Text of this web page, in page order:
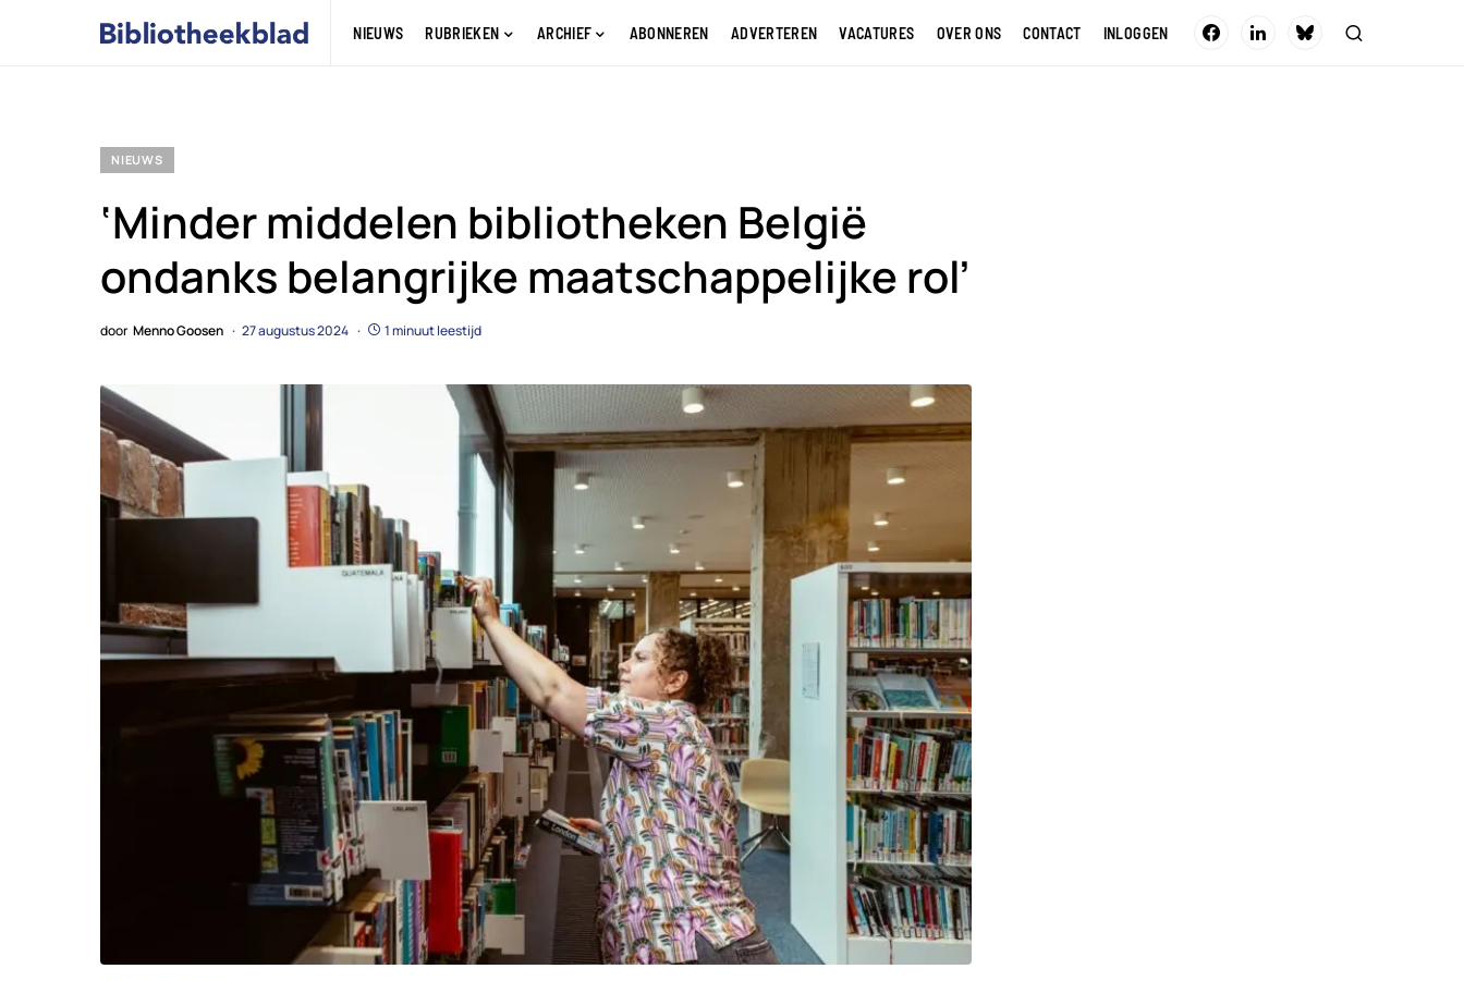
NIEUWS RUBRIEKEN ARCHIEF ABONNEREN ADVERTEREN VACATURES OVER ONS CONTACT INLOGGEN
NIEUWS
‘Minder middelen bibliotheken België
ondanks belangrijke maatschappelijke rol’
door Menno Goosen 27 augustus 2024 1 minuut leestijd